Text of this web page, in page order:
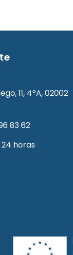
11, 4ºA, 02002
83 62
horas